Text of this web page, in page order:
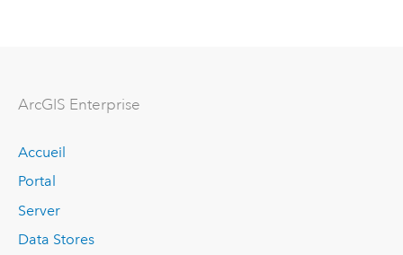
ArcGIS Enterprise
Accueil
Portal
Server
Data Stores